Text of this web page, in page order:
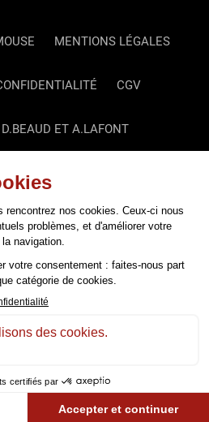
MENTIONS LÉGALES
CGV
ET A.LAFONT